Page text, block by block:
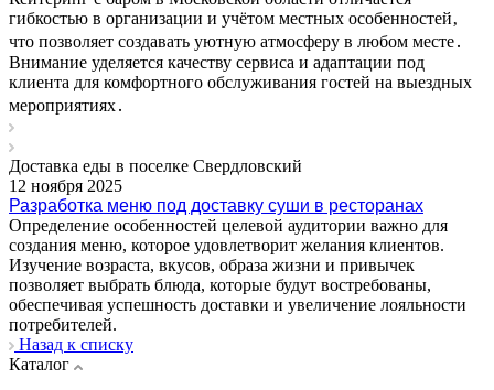
гибкостью в организации и учётом местных особенностей‚
что позволяет создавать уютную атмосферу в любом месте․
Внимание уделяется качеству сервиса и адаптации под
клиента для комфортного обслуживания гостей на выездных
мероприятиях․
Доставка еды в поселке Свердловский
12 ноября 2025
Разработка меню под доставку суши в ресторанах
Определение особенностей целевой аудитории важно для
создания меню, которое удовлетворит желания клиентов.
Изучение возраста, вкусов, образа жизни и привычек
позволяет выбрать блюда, которые будут востребованы,
обеспечивая успешность доставки и увеличение лояльности
потребителей.
Назад к списку
Каталог